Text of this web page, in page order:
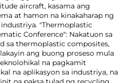
aircraft, kasama ang
at hamon na kinakaharap ng
"Thermoplastic
Conference": Nakatuon sa
sa thermoplastic composites,
ang buong proseso mula
na pagkamit
na aplikasyon sa industriya, na